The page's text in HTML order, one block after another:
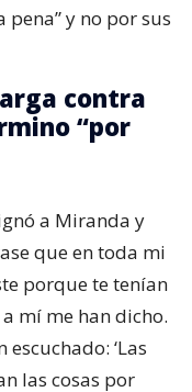
y no por sus
contra
“por
a Miranda y
que en toda mi
porque te tenían
a mí me han dicho.
‘Las
las cosas por